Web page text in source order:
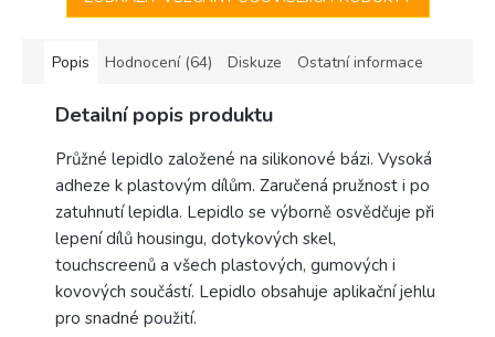
Popis Hodnocení (64) Diskuze Ostatní informace
Detailní popis produktu
Průžné lepidlo založené na silikonové bázi. Vysoká
adheze k plastovým dílům. Zaručená pružnost i po
zatuhnutí lepidla. Lepidlo se výborně osvědčuje při
lepení dílů housingu, dotykových skel,
touchscreenů a všech plastových, gumových i
kovových součástí. Lepidlo obsahuje aplikační jehlu
pro snadné použití.